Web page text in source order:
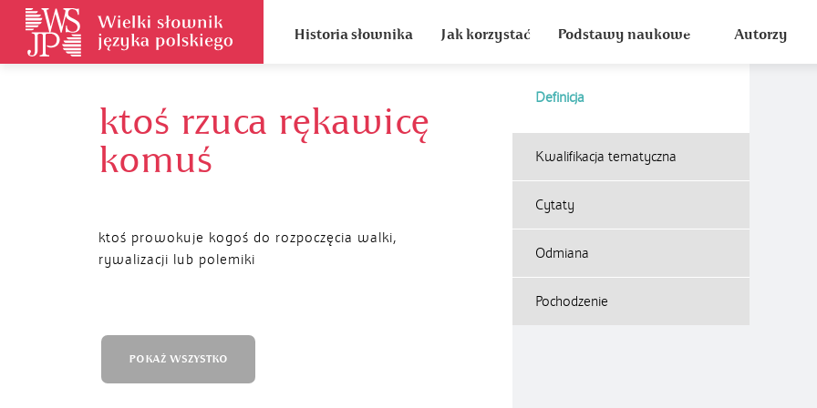
Historia słownika Jak korzystać Podstawy naukowe Autorzy
ktoś rzuca rękawicę
komuś
Definicja
ktoś prowokuje kogoś do rozpoczęcia walki,
rywalizacji lub polemiki
Kwalifikacja tematyczna
Cytaty
Odmiana
Pochodzenie
POKAŻ WSZYSTKO